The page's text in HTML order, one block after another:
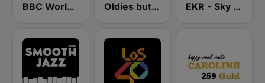
BBC World Service Oldies but Goodies EKR - Sky News Radio